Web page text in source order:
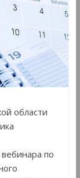
области
по